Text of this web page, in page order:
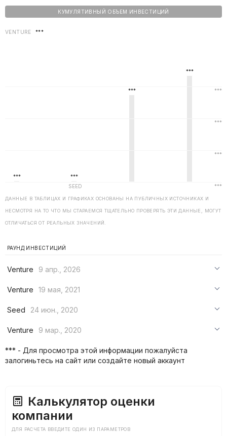
КУМУЛЯТИВНЫЙ ОБЪЕМ ИНВЕСТИЦИЙ
VENTURE ***
ДАННЫЕ В ТАБЛИЦАХ И ГРАФИКАХ ОСНОВАНЫ НА ПУБЛИЧНЫХ ИСТОЧНИКАХ И
НЕСМОТРЯ НА ТО ЧТО МЫ СТАРАЕМСЯ ТЩАТЕЛЬНО ПРОВЕРЯТЬ ЭТИ ДАННЫЕ, МОГУТ
ОТЛИЧАТЬСЯ ОТ РЕАЛЬНЫХ ЗНАЧЕНИЙ.
РАУНД ИНВЕСТИЦИЙ
Venture
9 апр., 2026
***
Venture
19 мая, 2021
***
Seed
24 июн., 2020
***
Venture
9 мар., 2020
*** - Для просмотра этой информации пожалуйста
залогиньтесь на сайт или создайте новый аккаунт
Калькулятор оценки
компании
ДЛЯ РАСЧЕТА ВВЕДИТЕ ОДИН ИЗ ПАРАМЕТРОВ